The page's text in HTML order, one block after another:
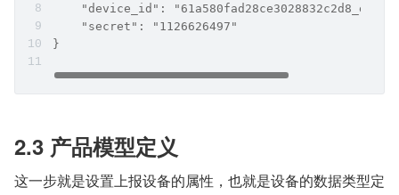
"device_id":
    "secret": "1126626497"
}
2.3 产品模型定义
这一步就是设置上报设备的属性，也就是设备的数据类型定